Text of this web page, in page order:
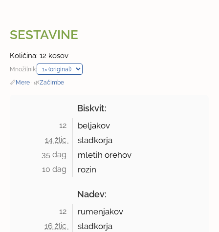
SESTAVINE
Količina: 12 kosov
Množilnik:
📏Mere · 🌿Začimbe
Biskvit:
12 beljakov
14 žlic sladkorja
35 dag mletih orehov
10 dag rozin
Nadev:
12 rumenjakov
16 žlic sladkorja